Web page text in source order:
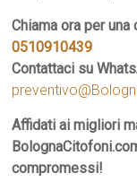
Chiama ora per
0510910439
Contattaci su
Affidati ai migliori
compromessi!